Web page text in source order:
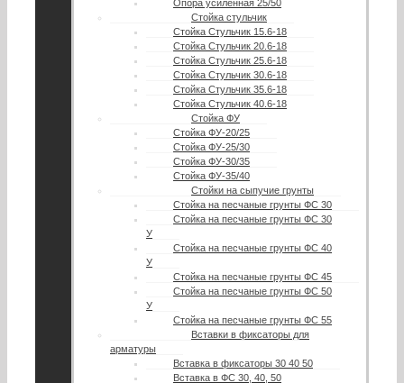
Опора усиленная 25/50
Стойка стульчик
Стойка Стульчик 15.6-18
Стойка Стульчик 20.6-18
Стойка Стульчик 25.6-18
Стойка Стульчик 30.6-18
Стойка Стульчик 35.6-18
Стойка Стульчик 40.6-18
Стойка ФУ
Стойка ФУ-20/25
Стойка ФУ-25/30
Стойка ФУ-30/35
Стойка ФУ-35/40
Стойки на сыпучие грунты
Стойка на песчаные грунты ФС 30
Стойка на песчаные грунты ФС 30
У
Стойка на песчаные грунты ФС 40
У
Стойка на песчаные грунты ФС 45
Стойка на песчаные грунты ФС 50
У
Стойка на песчаные грунты ФС 55
Вставки в фиксаторы для
арматуры
Вставка в фиксаторы 30 40 50
Вставка в ФС 30, 40, 50